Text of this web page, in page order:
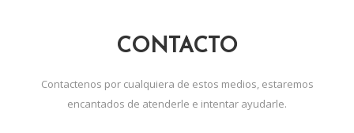
CONTACTO
Contactenos por cualquiera de estos medios, estaremos
encantados de atenderle e intentar ayudarle.